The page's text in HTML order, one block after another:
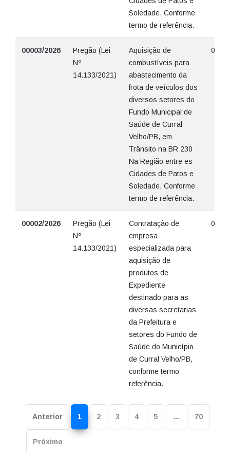
Soledade, Conforme
termo de referência.
00003/2026
Pregão (Lei
Nº
14.133/2021)
Aquisição de
combustíveis para
abastecimento da
frota de veículos dos
diversos setores do
Fundo Municipal de
Saúde de Curral
Velho/PB, em
Trânsito na BR 230
Na Região entre es
Cidades de Patos e
Soledade, Conforme
termo de referência.
07/
00002/2026
Pregão (Lei
Nº
14.133/2021)
Contratação de
empresa
especializada para
aquisição de
produtos de
Expediente
destinado para as
diversas secretarias
da Prefeitura e
setores do Fundo de
Saúde do Município
de Curral Velho/PB,
conforme termo
referência.
09/
Anterior 1 2 3 4 5 … 70
Próximo